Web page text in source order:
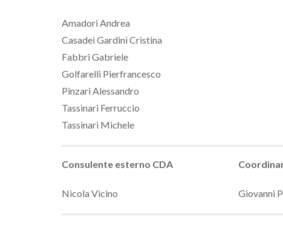
Amadori Andrea
Casadei Gardini Cristina
Fabbri Gabriele
Golfarelli Pierfrancesco
Pinzari Alessandro
Tassinari Ferruccio
Tassinari Michele
Consulente esterno CDA
Nicola Vicino Giovanni